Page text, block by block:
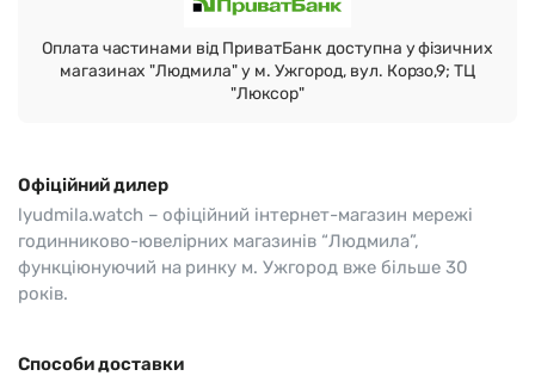
Оплата частинами від ПриватБанк доступна у фізичних
магазинах "Людмила" у м. Ужгород, вул. Корзо,9; ТЦ
"Люксор"
Офіційний дилер
lyudmila.watch – офіційний інтернет-магазин мережі
годинниково-ювелірних магазинів “Людмила”,
функціюнуючий на ринку м. Ужгород вже більше 30
років.
Способи доставки